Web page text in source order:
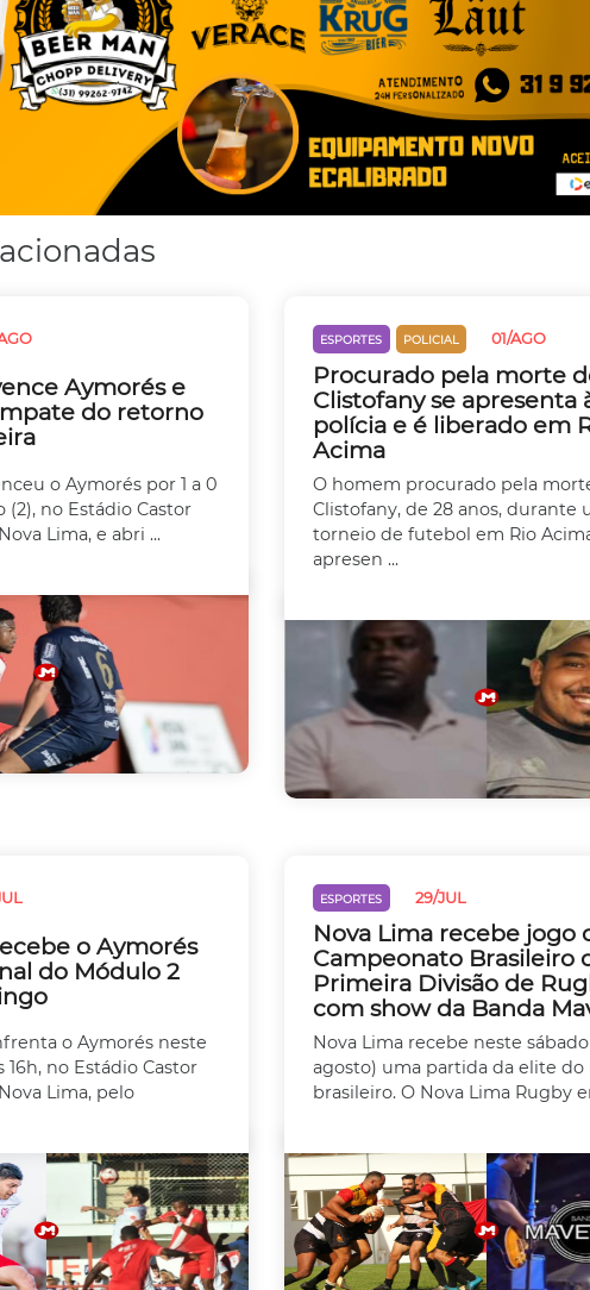
Aymorés e
do retorno
o Aymorés por 1 a 0
no Estádio Castor
Lima, e abri ...
ESPORTES POLICIAL 01/AGO
Procurado pela morte
Clistofany se apresenta
polícia e é liberado em
Acima
O homem procurado pela
Clistofany, de 28 anos, durante
torneio de futebol em Rio
apresen ...
o Aymorés
do Módulo 2
o Aymorés neste
16h, no Estádio Castor
Lima, pelo
ESPORTES 29/JUL
Nova Lima recebe jogo
Campeonato Brasileiro
Primeira Divisão de
com show da Banda
Nova Lima recebe neste sábado
agosto) uma partida da elite
brasileiro. O Nova Lima Rugby